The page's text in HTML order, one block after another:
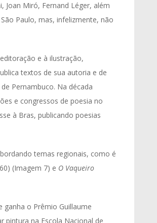
Joan Miró, Fernand Léger, além
Paulo, mas, infelizmente, não
e à ilustração,
textos de sua autoria e de
Pernambuco. Na década
e congressos de poesia no
à Bras, publicando poesias
temas regionais, como é
(Imagem 7) e O Vaqueiro
ganha o Prêmio Guillaume
pintura na Escola Nacional de